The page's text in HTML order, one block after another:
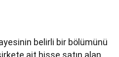
belirli bir bölümünü
ait hisse satın alan